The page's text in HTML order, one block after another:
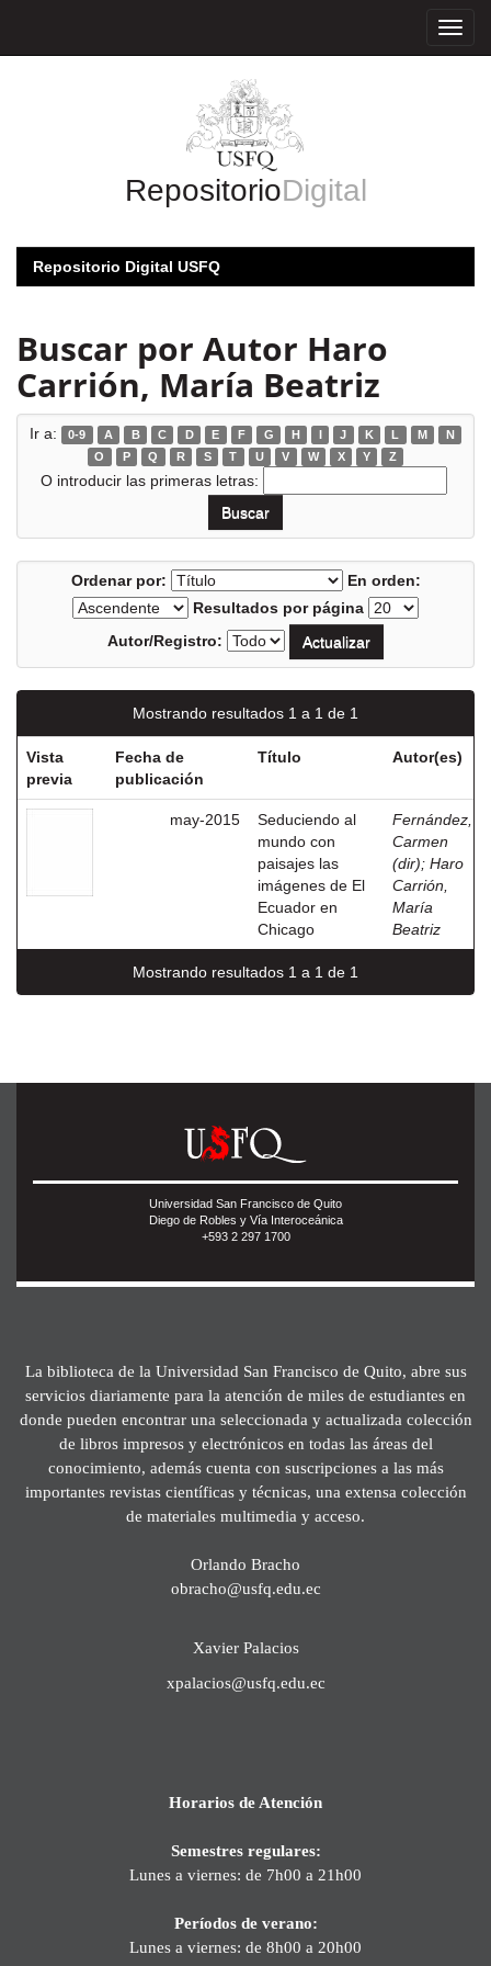
RepositorioDigital
Repositorio Digital USFQ
Buscar por Autor Haro
Carrión, María Beatriz
Ir a: 0-9 A B C D E F G H I J K L M
N
O
P Q R S T U V W X Y Z
O introducir las primeras letras:
Ordenar por:
En orden:
Resultados por página
Autor/Registro:
Mostrando resultados 1 a 1 de 1
Vista
previa
Fecha de
publicación
Título Autor(es)
may-2015
Seduciendo al
mundo con
paisajes las
imágenes de El
Ecuador en
Chicago
Fernández,
Carmen
(dir); Haro
Carrión,
María
Beatriz
Mostrando resultados 1 a 1 de 1
Universidad San Francisco de Quito
Diego de Robles y Vía Interoceánica
+593 2 297 1700
La biblioteca de la Universidad San Francisco de Quito, abre sus
servicios diariamente para la atención de miles de estudiantes en
donde pueden encontrar una seleccionada y actualizada colección
de libros impresos y electrónicos en todas las áreas del
conocimiento, además cuenta con suscripciones a las más
importantes revistas científicas y técnicas, una extensa colección
de materiales multimedia y acceso.
Orlando Bracho
obracho@usfq.edu.ec
Xavier Palacios
xpalacios@usfq.edu.ec
Horarios de Atención
Semestres regulares:
Lunes a viernes: de 7h00 a 21h00
Períodos de verano:
Lunes a viernes: de 8h00 a 20h00